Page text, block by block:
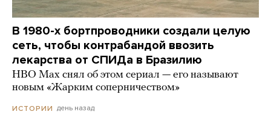
В 1980-х бортпроводники создали целую
сеть, чтобы контрабандой ввозить
лекарства от СПИДа в Бразилию
HBO Max снял об этом сериал — его называют
новым «Жарким соперничеством»
ИСТОРИИ день назад